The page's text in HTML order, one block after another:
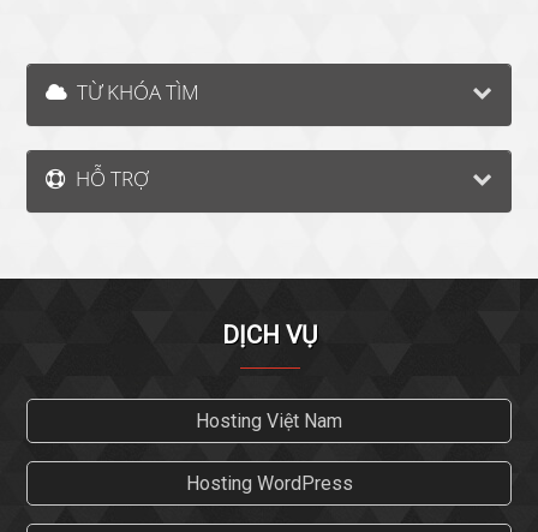
TỪ KHÓA TÌM
HỖ TRỢ
DỊCH VỤ
Hosting Việt Nam
Hosting WordPress